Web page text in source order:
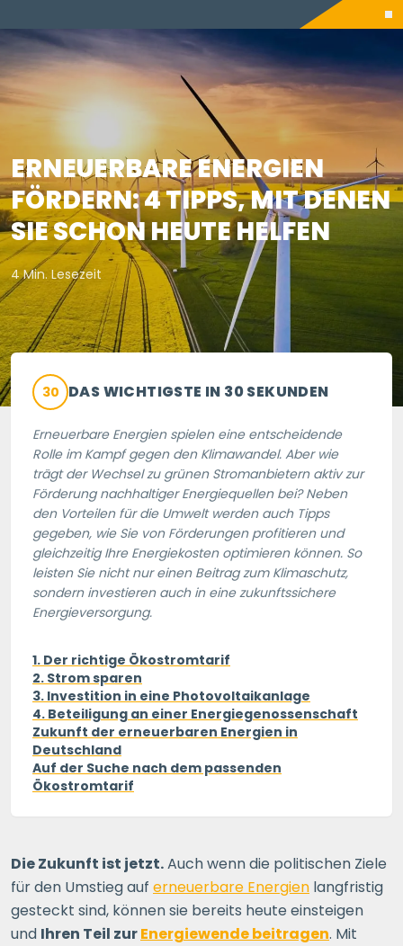
ERNEUERBARE ENERGIEN
FÖRDERN: 4 TIPPS, MIT DENEN
SIE SCHON HEUTE HELFEN
4 Min. Lesezeit
30 DAS WICHTIGSTE IN 30 SEKUNDEN
Erneuerbare Energien spielen eine entscheidende
Rolle im Kampf gegen den Klimawandel. Aber wie
trägt der Wechsel zu grünen Stromanbietern aktiv zur
Förderung nachhaltiger Energiequellen bei? Neben
den Vorteilen für die Umwelt werden auch Tipps
gegeben, wie Sie von Förderungen profitieren und
gleichzeitig Ihre Energiekosten optimieren können. So
leisten Sie nicht nur einen Beitrag zum Klimaschutz,
sondern investieren auch in eine zukunftssichere
Energieversorgung.
1. Der richtige Ökostromtarif
2. Strom sparen
3. Investition in eine Photovoltaikanlage
4. Beteiligung an einer Energiegenossenschaft
Zukunft der erneuerbaren Energien in
Deutschland
Auf der Suche nach dem passenden
Ökostromtarif
Die Zukunft ist jetzt.Auch wenn die politischen Ziele
für den Umstieg auf erneuerbare Energien langfristig
gesteckt sind, können sie bereits heute einsteigen
und Ihren Teil zurEnergiewende beitragen. Mit